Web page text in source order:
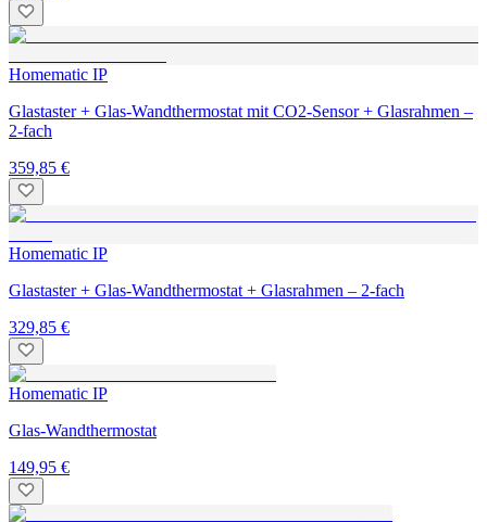
Homematic IP
Glastaster + Glas-Wandthermostat mit CO2-Sensor + Glasrahmen –
2-fach
359,85 €
Homematic IP
Glastaster + Glas-Wandthermostat + Glasrahmen – 2-fach
329,85 €
Homematic IP
Glas-Wandthermostat
149,95 €